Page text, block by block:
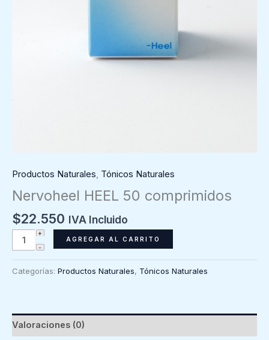
Productos Naturales, Tónicos Naturales
Nervoheel HEEL 50 comprimidos
$22.550 IVA Incluido
Nervoheel
HEEL
comprimidos
AGREGAR AL CARRITO
Categorías: Productos Naturales, Tónicos Naturales
Valoraciones (0)